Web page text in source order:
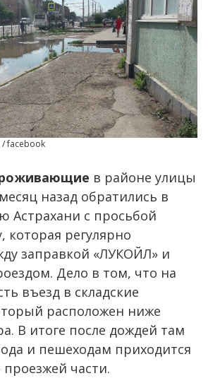
facebook
в районе улицы
назад обратились в
Астрахани с просьбой
которая регулярно
заправкой «ЛУКОЙЛ» и
Дело в том, что на
въезд в складские
расположен ниже
В итоге после дождей там
и пешеходам приходится
части.